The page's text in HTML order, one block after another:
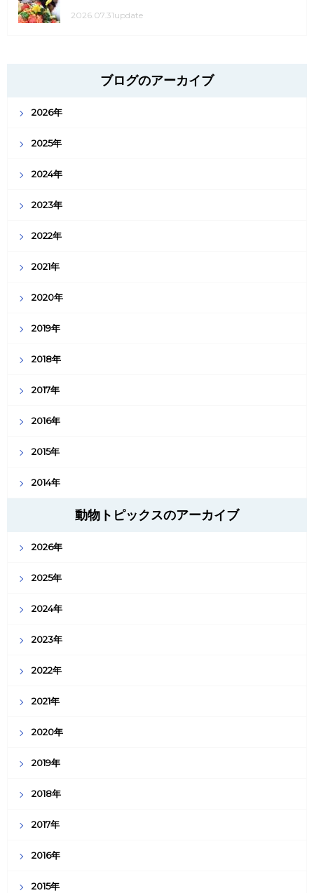
2026.07.31update
ブログのアーカイブ
2026年
2025年
2024年
2023年
2022年
2021年
2020年
2019年
2018年
2017年
2016年
2015年
2014年
動物トピックスのアーカイブ
2026年
2025年
2024年
2023年
2022年
2021年
2020年
2019年
2018年
2017年
2016年
2015年